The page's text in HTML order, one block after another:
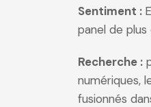
Sentiment :
panel de
Recherche :
numériques,
fusionnés